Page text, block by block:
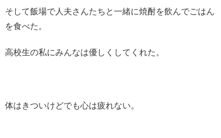
そして飯場で人夫さんたちと一緒に焼酎を飲んでごはん
を食べた。
高校生の私にみんなは優しくしてくれた。
体はきついけどでも心は疲れない。